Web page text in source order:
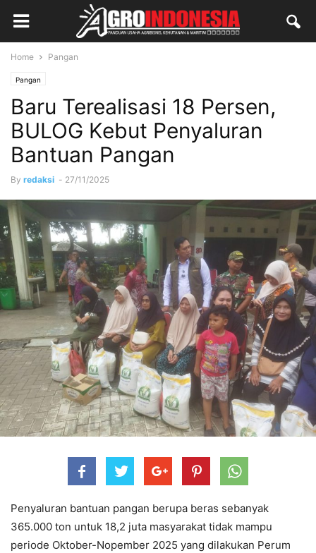
Home Pangan
Pangan
Baru Terealisasi 18 Persen,
BULOG Kebut Penyaluran
Bantuan Pangan
By redaksi - 27/11/2025
Penyaluran bantuan pangan berupa beras sebanyak
365.000 ton untuk 18,2 juta masyarakat tidak mampu
periode Oktober-Nopember 2025 yang dilakukan Perum